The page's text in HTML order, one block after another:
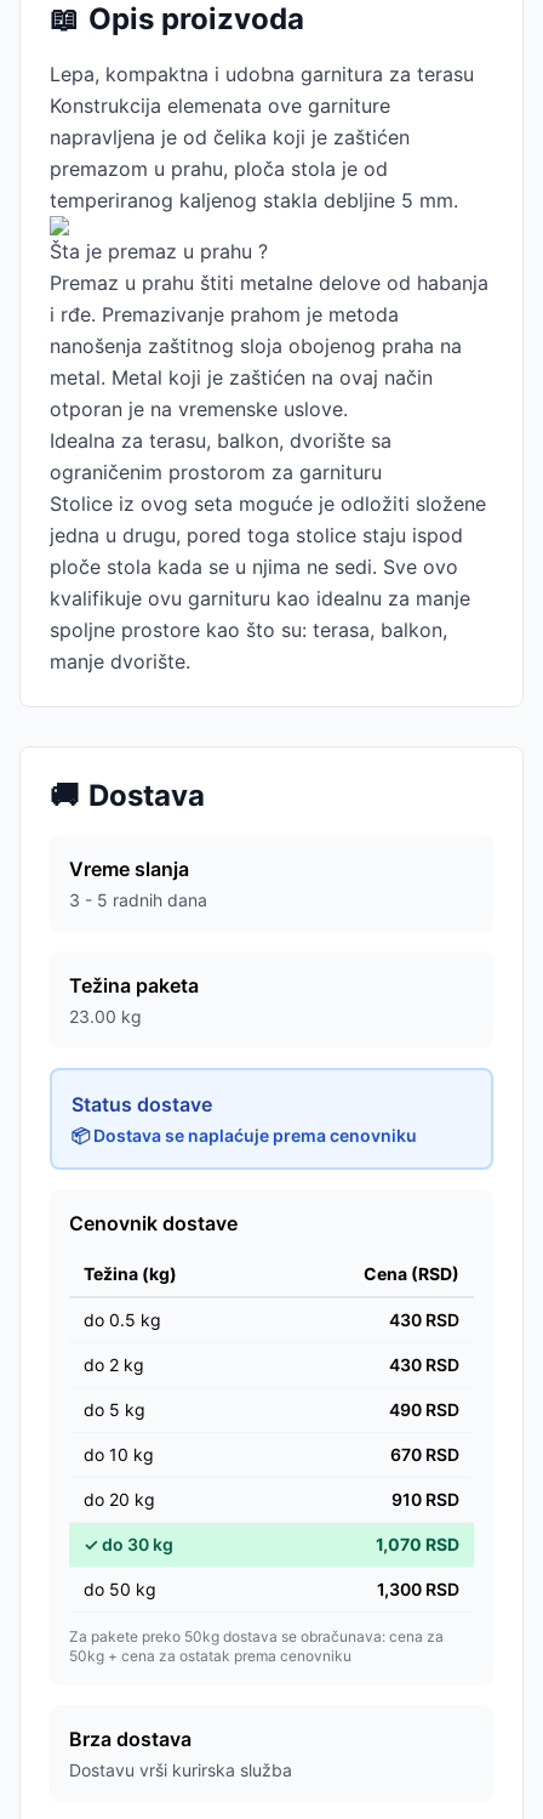
📖 Opis proizvoda
Lepa, kompaktna i udobna garnitura za terasu
Konstrukcija elemenata ove garniture
napravljena je od čelika koji je zaštićen
premazom u prahu, ploča stola je od
temperiranog kaljenog stakla debljine 5 mm.
Šta je premaz u prahu ?
Premaz u prahu štiti metalne delove od habanja
i rđe. Premazivanje prahom je metoda
nanošenja zaštitnog sloja obojenog praha na
metal. Metal koji je zaštićen na ovaj način
otporan je na vremenske uslove.
Idealna za terasu, balkon, dvorište sa
ograničenim prostorom za garnituru
Stolice iz ovog seta moguće je odložiti složene
jedna u drugu, pored toga stolice staju ispod
ploče stola kada se u njima ne sedi. Sve ovo
kvalifikuje ovu garnituru kao idealnu za manje
spoljne prostore kao što su: terasa, balkon,
manje dvorište.
🚚 Dostava
Vreme slanja
3 - 5 radnih dana
Težina paketa
23.00 kg
Status dostave
📦 Dostava se naplaćuje prema cenovniku
Cenovnik dostave
Težina (kg) Cena (RSD)
do 0.5 kg 430 RSD
do 2 kg 430 RSD
do 5 kg 490 RSD
do 10 kg 670 RSD
do 20 kg 910 RSD
✓do 30 kg 1,070 RSD
do 50 kg 1,300 RSD
Za pakete preko 50kg dostava se obračunava: cena za
50kg + cena za ostatak prema cenovniku
Brza dostava
Dostavu vrši kurirska služba